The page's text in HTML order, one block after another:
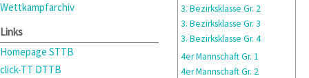
Wettkampfarchiv
Links
Homepage STTB
click-TT DTTB
3. Bezirksklasse Gr. 2
3. Bezirksklasse Gr. 3
3. Bezirksklasse Gr. 4
4er Mannschaft Gr. 1
4er Mannschaft Gr. 2